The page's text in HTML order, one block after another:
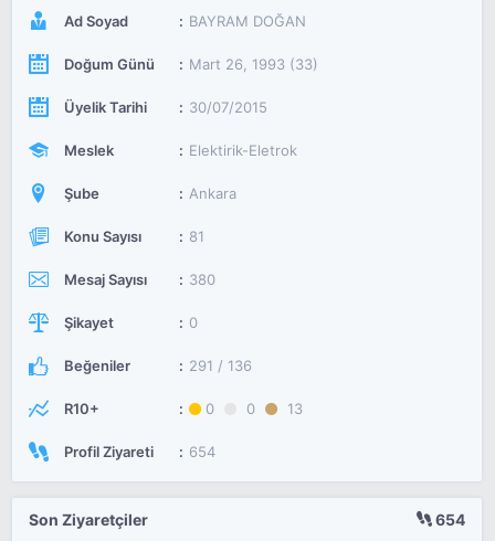
Ad Soyad BAYRAM DOĞAN
Doğum Günü Mart 26, 1993 (33)
Üyelik Tarihi 30/07/2015
Meslek Elektirik-Eletrok
Şube Ankara
Konu Sayısı 81
Mesaj Sayısı 380
Şikayet 0
Beğeniler 291 / 136
R10+ 0 0 13
Profil Ziyareti 654
Son Ziyaretçiler 654